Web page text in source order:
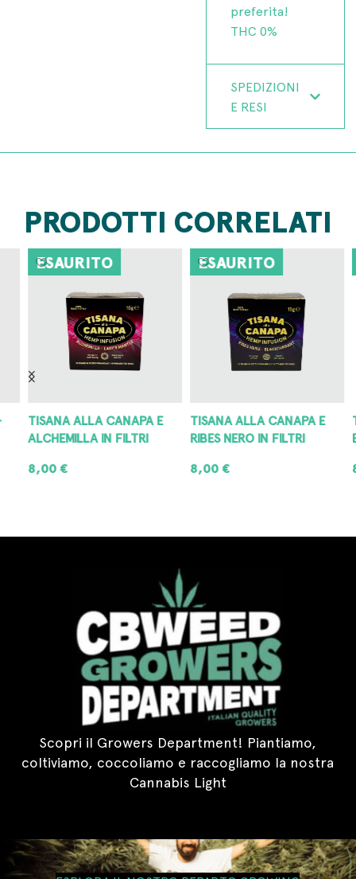
preferita!
THC 0%
SPEDIZIONI
E RESI
PRODOTTI CORRELATI
ESAURITO
TISANA ALLA CANAPA E
ALCHEMILLA IN FILTRI
8,00€
ESAURITO
TISANA ALLA CANAPA E
RIBES NERO IN FILTRI
8,00€
Scopri il Growers Department! Piantiamo,
coltiviamo, coccoliamo e raccogliamo la nostra
Cannabis Light